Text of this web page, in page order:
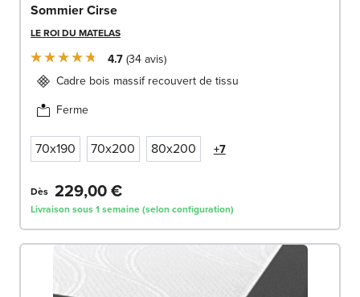
Sommier Cirse
LE ROI DU MATELAS
4.7 34avis
Cadre bois massif recouvert de tissu
Ferme
70x190 70x200 80x200 +7
Dès 229,00 €
Livraison sous 1 semaine (selon configuration)